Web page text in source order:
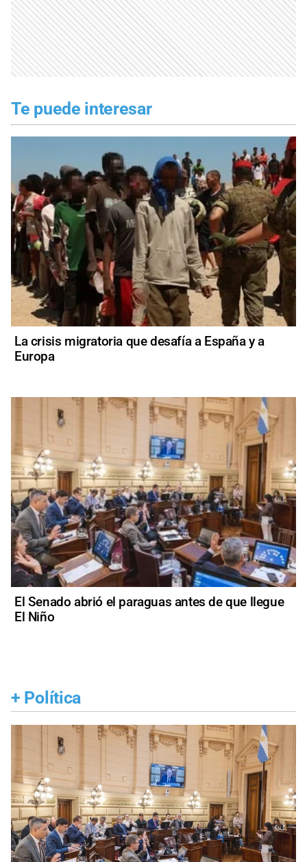
Te puede interesar
La crisis migratoria que desafía a España y a
Europa
El Senado abrió el paraguas antes de que llegue
El Niño
+ Política